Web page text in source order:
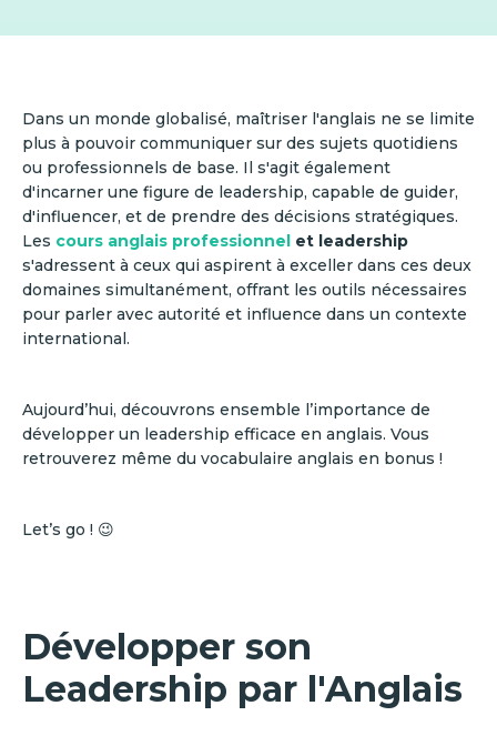
Dans un monde globalisé, maîtriser l'anglais ne se limite
plus à pouvoir communiquer sur des sujets quotidiens
ou professionnels de base. Il s'agit également
d'incarner une figure de leadership, capable de guider,
d'influencer, et de prendre des décisions stratégiques.
Les cours anglais professionnel et leadership
s'adressent à ceux qui aspirent à exceller dans ces deux
domaines simultanément, offrant les outils nécessaires
pour parler avec autorité et influence dans un contexte
international.
Aujourd’hui, découvrons ensemble l’importance de
développer un leadership efficace en anglais. Vous
retrouverez même du vocabulaire anglais en bonus !
Let’s go ! 😉
Développer son
Leadership par l'Anglais